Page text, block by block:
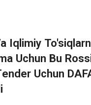
Iqlimiy
Uchun Bu
Uchun